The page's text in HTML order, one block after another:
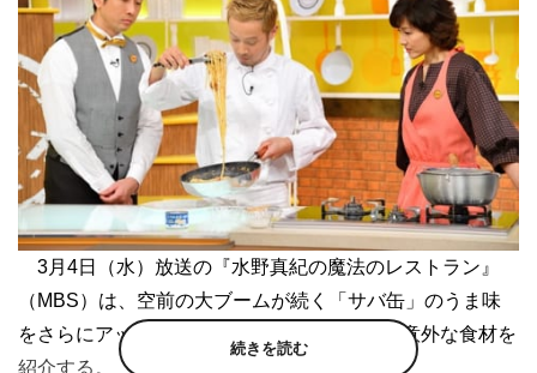
3月4日（水）放送の『水野真紀の魔法のレストラン』
（MBS）は、空前の大ブームが続く「サバ缶」のうま味
をさらにアップさせる、家庭の冷蔵庫にある意外な食材を
紹介する。
続きを読む